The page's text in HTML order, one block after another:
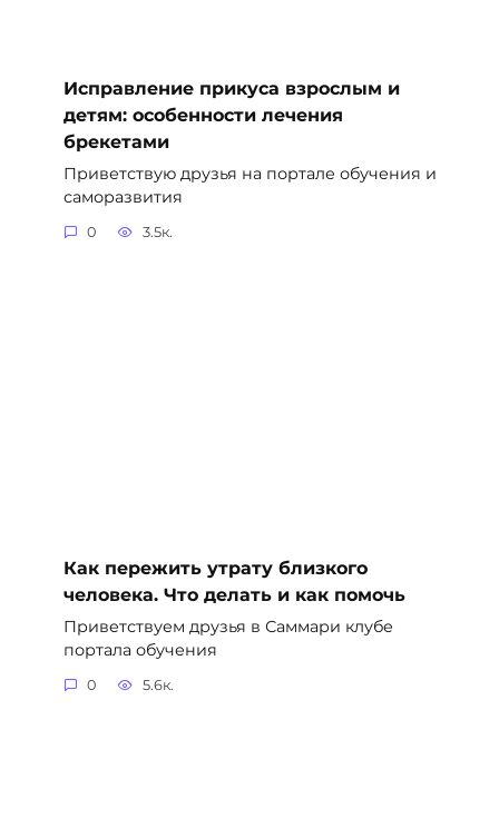
Исправление прикуса взрослым и
детям: особенности лечения
брекетами
Приветствую друзья на портале обучения и
саморазвития
0 3.5к.
Как пережить утрату близкого
человека. Что делать и как помочь
Приветствуем друзья в Саммари клубе
портала обучения
0 5.6к.